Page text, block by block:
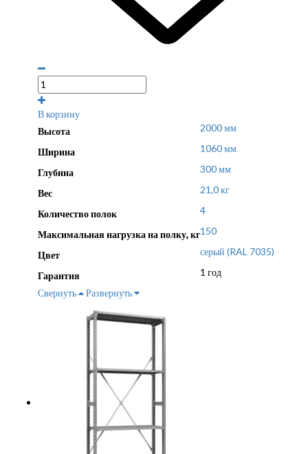
В корзину
Высота
2000 мм
Ширина 1060 мм
Глубина 300 мм
Вес 21,0 кг
Количество полок 4
Максимальная нагрузка на полку, кг150
Цвет серый (RAL 7035)
Гарантия
1 год
Свернуть
Развернуть